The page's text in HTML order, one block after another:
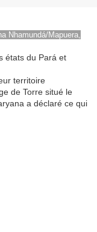
Nhamundá/Mapuera,
états du Pará et
territoire
de Torre situé le
a déclaré ce qui